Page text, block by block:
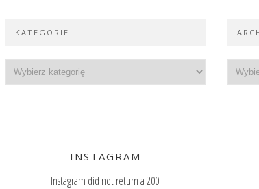
KATEGORIE
INSTAGRAM
Instagram did not return a 200.